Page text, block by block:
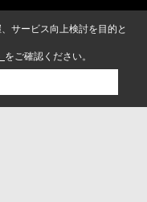
サービス向上検討を目的と
をご確認ください。